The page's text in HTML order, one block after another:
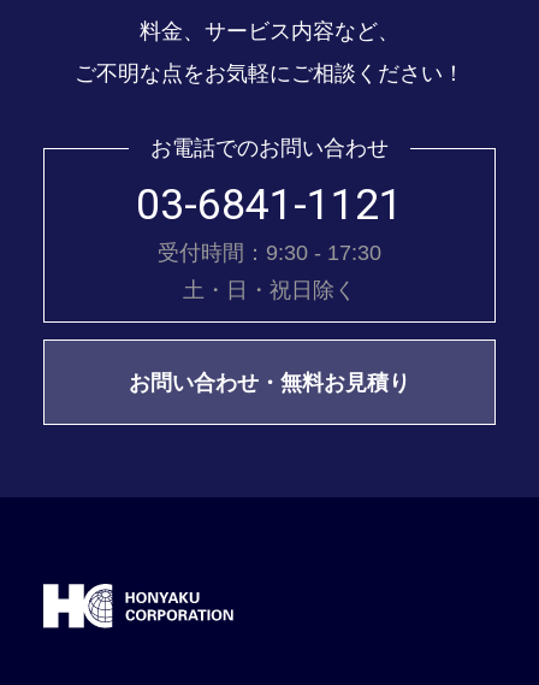
料金、サービス内容など、
ご不明な点をお気軽にご相談ください！
お電話でのお問い合わせ
03-6841-1121
受付時間：9:30 - 17:30
土・日・祝日除く
お問い合わせ・無料お見積り